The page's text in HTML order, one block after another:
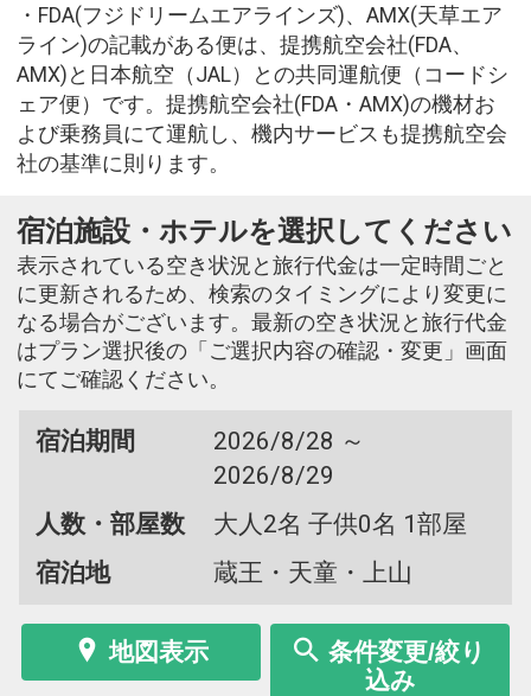
・FDA(フジドリームエアラインズ)、AMX(天草エア
ライン)の記載がある便は、提携航空会社(FDA、
AMX)と日本航空（JAL）との共同運航便（コードシ
ェア便）です。提携航空会社(FDA・AMX)の機材お
よび乗務員にて運航し、機内サービスも提携航空会
社の基準に則ります。
宿泊施設・ホテルを選択してください
表示されている空き状況と旅行代金は一定時間ごと
に更新されるため、検索のタイミングにより変更に
なる場合がございます。最新の空き状況と旅行代金
はプラン選択後の「ご選択内容の確認・変更」画面
にてご確認ください。
宿泊期間
2026/8/28 ～
2026/8/29
人数・部屋数
大人2名 子供0名 1部屋
宿泊地
蔵王・天童・上山
地図表示
条件変更/絞り
込み